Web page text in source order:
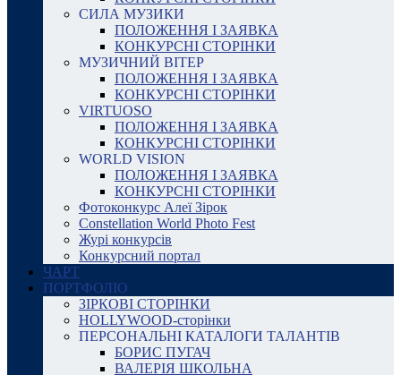
СИЛА МУЗИКИ
ПОЛОЖЕННЯ І ЗАЯВКА
КОНКУРСНІ СТОРІНКИ
МУЗИЧНИЙ ВІТЕР
ПОЛОЖЕННЯ І ЗАЯВКА
КОНКУРСНІ СТОРІНКИ
VIRTUOSO
ПОЛОЖЕННЯ І ЗАЯВКА
КОНКУРСНІ СТОРІНКИ
WORLD VISION
ПОЛОЖЕННЯ І ЗАЯВКА
КОНКУРСНІ СТОРІНКИ
Фотоконкурс Алеї Зірок
Constellation World Photo Fest
Журі конкурсів
Конкурсний портал
ЧАРТ
ПОРТФОЛІО
ЗІРКОВІ СТОРІНКИ
HOLLYWOOD-сторінки
ПЕРСОНАЛЬНІ КАТАЛОГИ ТАЛАНТІВ
БОРИС ПУГАЧ
ВАЛЕРІЯ ШКОЛЬНА